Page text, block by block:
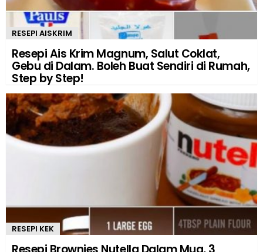
RESEPI AISKRIM
Resepi Ais Krim Magnum, Salut Coklat,
Gebu di Dalam. Boleh Buat Sendiri di Rumah,
Step by Step!
RESEPI KEK